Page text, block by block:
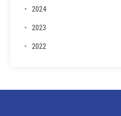
2024
2023
2022